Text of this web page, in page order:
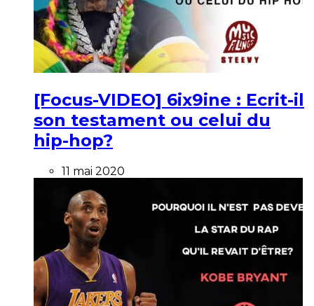
[Focus-VIDEO] 6ix9ine : Ecrit-il
son testament ou celui du
hip-hop?
11 mai 2020